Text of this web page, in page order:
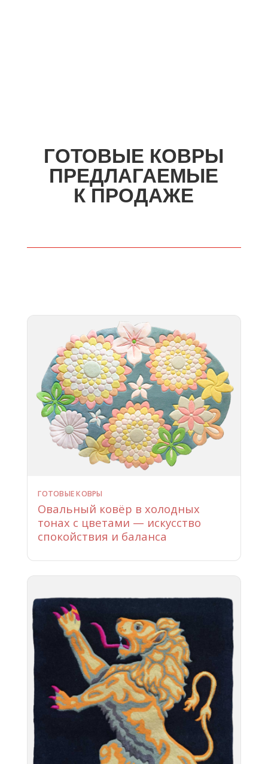
ГОТОВЫЕ КОВРЫ
ПРЕДЛАГАЕМЫЕ
К ПРОДАЖЕ
ГОТОВЫЕ КОВРЫ
Овальный ковёр в холодных
тонах с цветами — искусство
спокойствия и баланса